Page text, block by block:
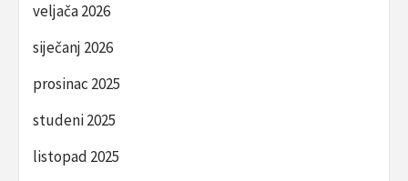
veljača 2026
siječanj 2026
prosinac 2025
studeni 2025
listopad 2025